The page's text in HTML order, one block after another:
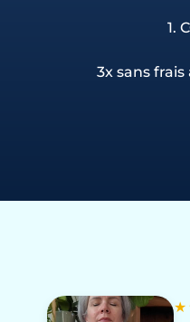
1.
3x sans